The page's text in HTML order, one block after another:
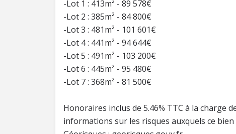
-Lot 1 : 413m² - 89 578€
-Lot 2 : 385m² - 84 800€
-Lot 3 : 481m² - 101 601€
-Lot 4 : 441m² - 94 644€
-Lot 5 : 491m² - 103 200€
-Lot 6 : 445m² - 95 480€
-Lot 7 : 368m² - 81 500€
Honoraires inclus de 5.46% TTC à la charge
informations sur les risques auxquels ce